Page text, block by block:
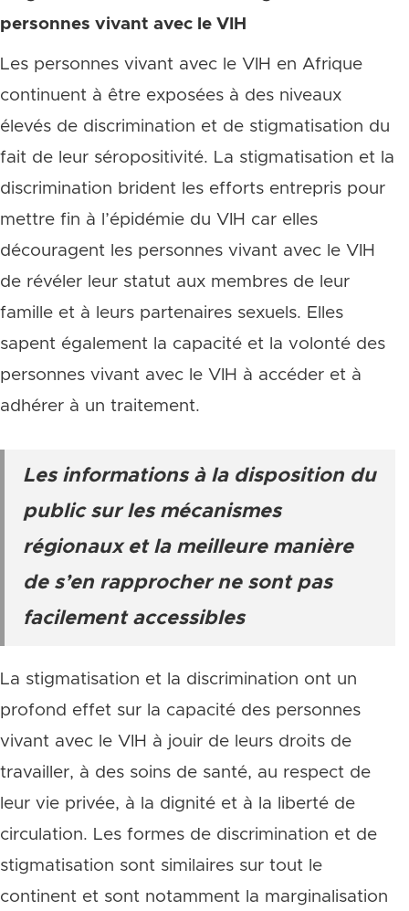
personnes vivant avec le VIH
Les personnes vivant avec le VIH en Afrique
continuent à être exposées à des niveaux
élevés de discrimination et de stigmatisation du
fait de leur séropositivité. La stigmatisation et la
discrimination brident les efforts entrepris pour
mettre fin à l’épidémie du VIH car elles
découragent les personnes vivant avec le VIH
de révéler leur statut aux membres de leur
famille et à leurs partenaires sexuels. Elles
sapent également la capacité et la volonté des
personnes vivant avec le VIH à accéder et à
adhérer à un traitement.
Les informations à la disposition du
public sur les mécanismes
régionaux et la meilleure manière
de s’en rapprocher ne sont pas
facilement accessibles
La stigmatisation et la discrimination ont un
profond effet sur la capacité des personnes
vivant avec le VIH à jouir de leurs droits de
travailler, à des soins de santé, au respect de
leur vie privée, à la dignité et à la liberté de
circulation. Les formes de discrimination et de
stigmatisation sont similaires sur tout le
continent et sont notamment la marginalisation